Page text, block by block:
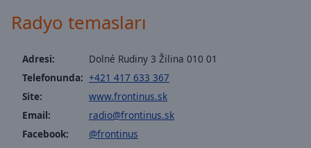
Text
Color
Opacity
Caption
Radyo temasları
Adresi:
Dolné Rudiny 3 Žilina 010 01
Telefonunda: +421 417 633 367
Site:
www.frontinus.sk
Email:
radio@frontinus.sk
Facebook:
@frontinus